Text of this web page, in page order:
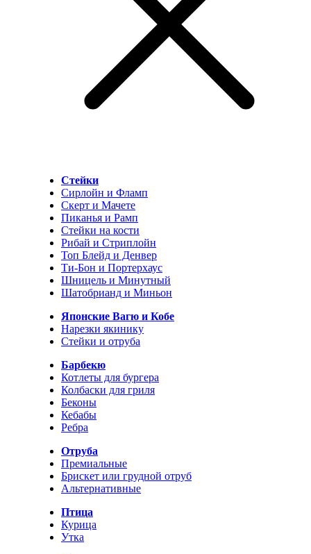
Стейки
Сирлойн и Фламп
Скерт и Мачете
Пиканья и Рамп
Стейки на кости
Рибай и Стриплойн
Топ Блейд и Денвер
Ти-Бон и Портерхаус
Шницель и Минутный
Шатобрианд и Миньон
Японские Вагю и Кобе
Нарезки якинику
Стейки и отруба
Барбекю
Котлеты для бургера
Колбаски для гриля
Беконы
Кебабы
Ребра
Отруба
Премиальные
Брискет или грудной отруб
Альтернативные
Птица
Курица
Утка